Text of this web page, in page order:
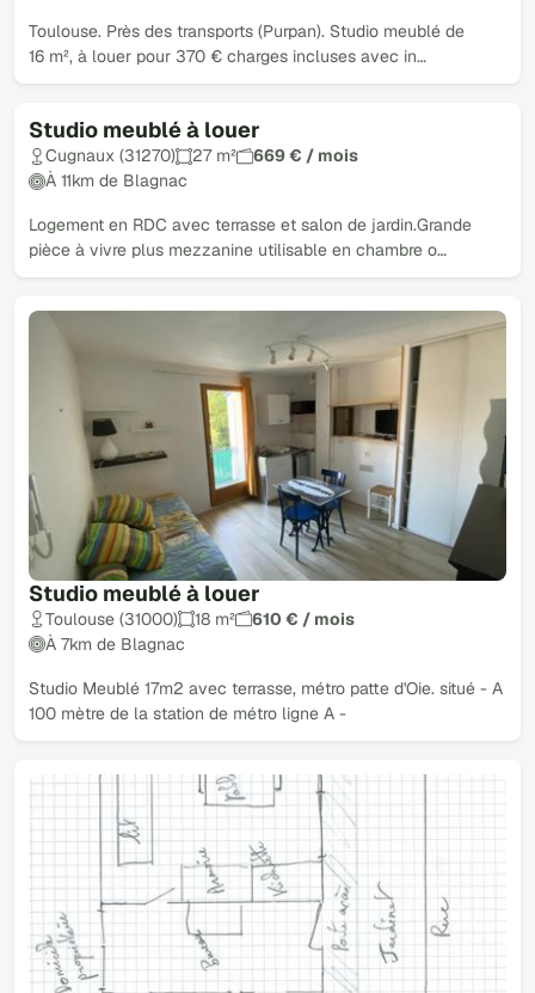
Toulouse. Près des transports (Purpan). Studio meublé de
16 m², à louer pour 370 € charges incluses avec in…
Studio meublé à louer
Cugnaux (31270) 27 m²
669 € / mois
À 11km de Blagnac
Logement en RDC avec terrasse et salon de jardin.Grande
pièce à vivre plus mezzanine utilisable en chambre o…
Studio meublé à louer
Toulouse (31000) 18 m²
610 € / mois
À 7km de Blagnac
Studio Meublé 17m2 avec terrasse, métro patte d'Oie. situé - A
100 mètre de la station de métro ligne A -